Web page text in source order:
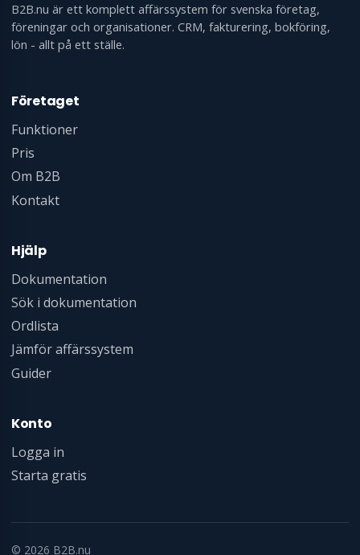
B2B.nu är ett komplett affärssystem för svenska företag,
föreningar och organisationer. CRM, fakturering, bokföring,
lön - allt på ett ställe.
Företaget
Funktioner
Pris
Om B2B
Kontakt
Hjälp
Dokumentation
Sök i dokumentation
Ordlista
Jämför affärssystem
Guider
Konto
Logga in
Starta gratis
© 2026 B2B.nu